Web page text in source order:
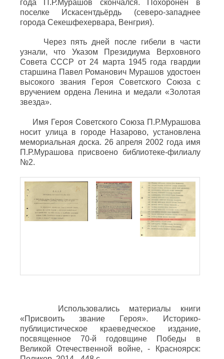
года П.Р.Мурашов скончался. Похоронен в
поселке Искасентдьёрдь (северо-западнее
города Секешфехервара, Венгрия).
Через пять дней после гибели в части
узнали, что Указом Президиума Верховного
Совета СССР от 24 марта 1945 года гвардии
старшина Павел Романович Мурашов удостоен
высокого звания Героя Советского Союза с
вручением ордена Ленина и медали «Золотая
звезда».
Имя Героя Советского Союза П.Р.Мурашова
носит улица в городе Назарово, установлена
мемориальная доска. 26 апреля 2002 года имя
П.Р.Мурашова присвоено библиотеке-филиалу
№2.
Использовались материалы книги
«Присвоить звание Героя». Историко-
публицистическое краеведческое издание,
посвященное 70-й годовщине Победы в
Великой Отечественной войне, - Красноярск: